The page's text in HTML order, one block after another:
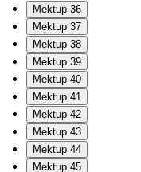
Mektup 36
Mektup 37
Mektup 38
Mektup 39
Mektup 40
Mektup 41
Mektup 42
Mektup 43
Mektup 44
Mektup 45